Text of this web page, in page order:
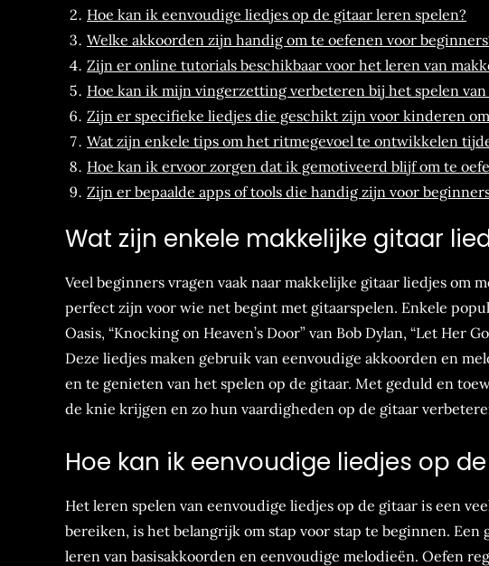
Hoe kan ik eenvoudige liedjes op de gitaar leren spelen?
Welke akkoorden zijn handig om te oefenen voor
Zijn er online tutorials beschikbaar voor het leren van
Hoe kan ik mijn vingerzetting verbeteren bij het spelen
Zijn er specifieke liedjes die geschikt zijn voor kinderen
Wat zijn enkele tips om het ritmegevoel te ontwikkelen
Hoe kan ik ervoor zorgen dat ik gemotiveerd blijf om te
Zijn er bepaalde apps of tools die handig zijn voor
Wat zijn enkele makkelijke gitaar
Veel beginners vragen vaak naar makkelijke gitaar liedjes om
perfect zijn voor wie net begint met gitaarspelen. Enkele
Oasis, “Knocking on Heaven’s Door” van Bob Dylan, “Let Her
Deze liedjes maken gebruik van eenvoudige akkoorden en
en te genieten van het spelen op de gitaar. Met geduld en
de knie krijgen en zo hun vaardigheden op de gitaar
Hoe kan ik eenvoudige liedjes op
Het leren spelen van eenvoudige liedjes op de gitaar is een
bereiken, is het belangrijk om stap voor stap te beginnen.
leren van basisakkoorden en eenvoudige melodieën. Oefen